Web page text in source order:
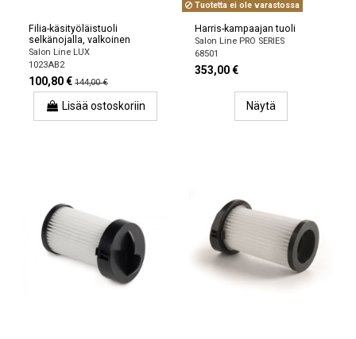
Filia-käsityöläistuoli
selkänojalla, valkoinen
Salon Line LUX
1023AB2
100,80 € 144,00 €
Lisää ostoskoriin
Tuotetta ei ole varastossa
Harris-kampaajan tuoli
Salon Line PRO SERIES
68501
353,00 €
Näytä